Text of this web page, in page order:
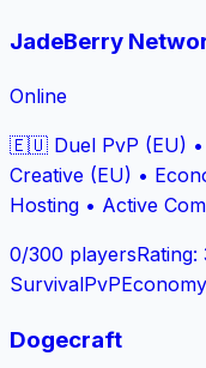
JadeBerry
Online
🇪🇺 Duel PvP (EU)
Creative (EU) •
Hosting • Active
0/300 playersRating:
SurvivalPvPEconomy
Dogecraft